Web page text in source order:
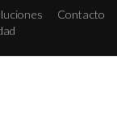
Contacto